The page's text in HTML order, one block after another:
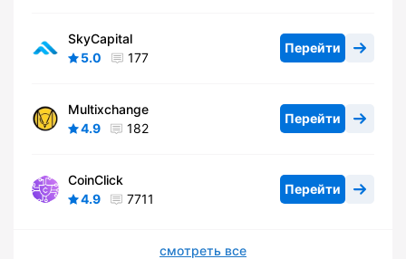
SkyCapital
5.0
177
Перейти
Multixchange
4.9
182
Перейти
CoinClick
4.9
7711
Перейти
смотреть все